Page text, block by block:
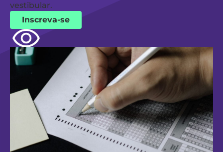
vestibular.
Inscreva-se